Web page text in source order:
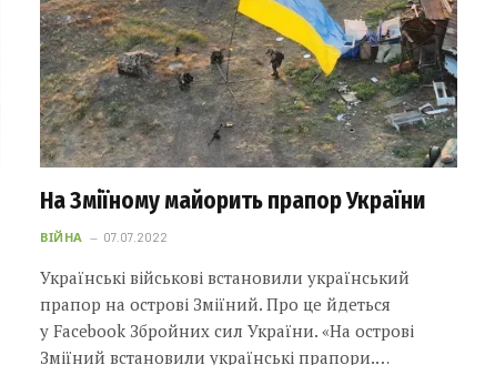
На Зміїному майорить прапор України
ВІЙНА 07.07.2022
Українські військові встановили український
прапор на острові Зміїний. Про це йдеться
у Facebook Збройних сил України. «На острові
Зміїний встановили українські прапори.…